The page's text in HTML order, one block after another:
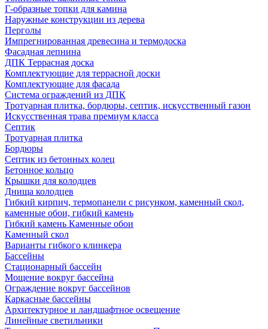
Г-образные топки для камина
Наружные конструкции из дерева
Перголы
Импрегнированная древесина и термодоска
Фасадная лепнина
ДПК Террасная доска
Комплектующие для террасной доски
Комплектующие для фасада
Система ограждений из ДПК
Тротуарная плитка, бордюры, септик, искусственный газон
Искусственная трава премиум класса
Септик
Тротуарная плитка
Бордюры
Септик из бетонных колец
Бетонное кольцо
Крышки для колодцев
Днища колодцев
Гибкий кирпич, термопанели с рисунком, каменный скол,
каменные обои, гибкий камень
Гибкий камень Каменные обои
Каменный скол
Варианты гибкого клинкера
Бассейны
Стационарный бассейн
Мощение вокруг бассейна
Ограждение вокруг бассейнов
Каркасные бассейны
Архитектурное и ландшафтное освещение
Линейные светильники